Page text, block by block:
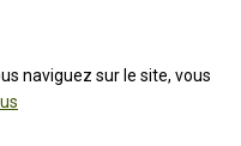
naviguez sur le site, vous